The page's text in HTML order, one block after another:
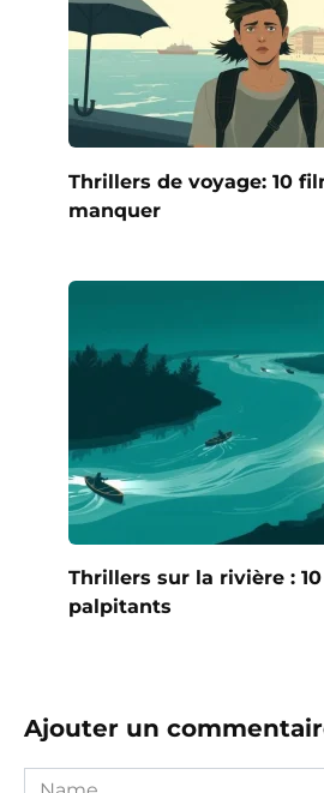
Thrillers de voyage: 10
manquer
Thrillers sur la rivière :
palpitants
Ajouter un
Name